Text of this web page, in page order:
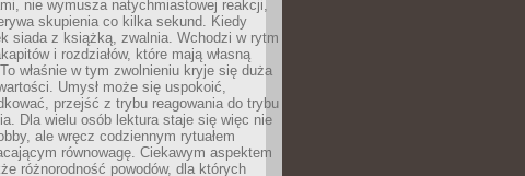
nie wymusza natychmiastowej reakcji,
skupienia co kilka sekund. Kiedy
siada z książką, zwalnia. Wchodzi w rytm
i rozdziałów, które mają własną
właśnie w tym zwolnieniu kryje się duża
Umysł może się uspokoić,
przejść z trybu reagowania do trybu
Dla wielu osób lektura staje się więc nie
ale wręcz codziennym rytuałem
równowagę. Ciekawym aspektem
różnorodność powodów, dla których